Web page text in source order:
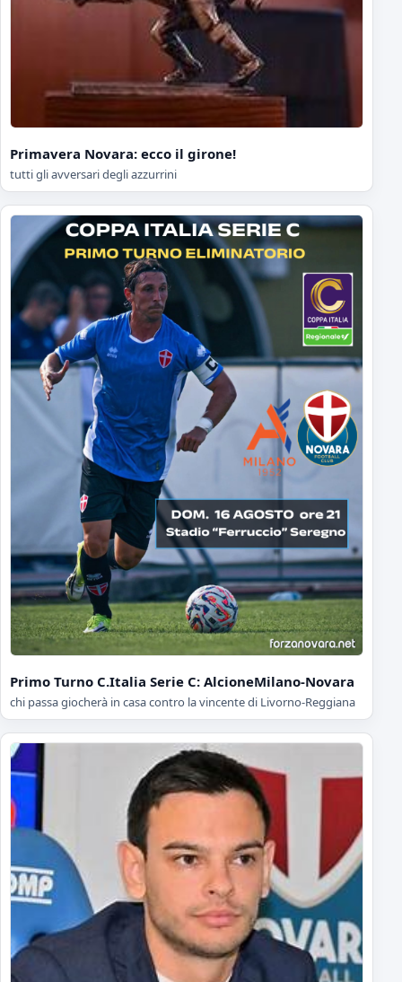
Primavera Novara: ecco il girone!
tutti gli avversari degli azzurrini
Primo Turno C.Italia Serie C: AlcioneMilano-Novara
chi passa giocherà in casa contro la vincente di Livorno-Reggiana